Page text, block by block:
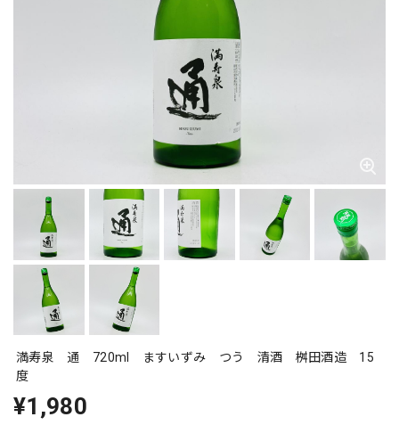
満寿泉 通 720ml ますいずみ つう 清酒 桝田酒造 15
度
¥1,980